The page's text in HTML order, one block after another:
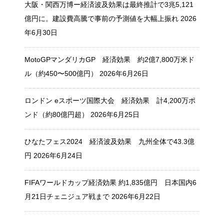
大阪・関西万博ー経済波及効果は最終推計で3兆5,121
億円に。建設費高騰で事前の予測値を大幅上振れ 2026
年6月30日
MotoGPマンダリカGP 経済効果 約2億7,800万米ド
ル（約450〜500億円）
2026年6月26日
ロンドン eスポーツ国際大会 経済効果 計4,200万ポ
ンド（約80億円超）
2026年6月25日
ひなたフェス2024 経済波及効果 九州全体で43.3億
円 2026年6月24日
FIFAワールドカップ経済効果 約1,835億円 日本国内6
月21日チェニジュア戦まで 2026年6月22日